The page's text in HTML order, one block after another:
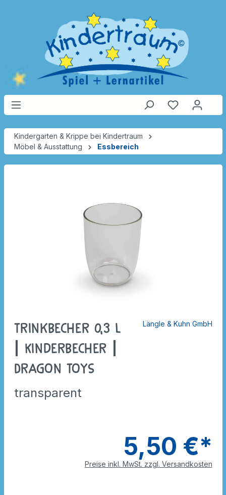
Kindergarten & Krippe bei Kindertraum
Möbel & Ausstattung
Essbereich
Trinkbecher 0,3 l
| Kinderbecher |
Dragon Toys
transparent
Längle & Kuhn GmbH
5,50 €*
Preise inkl. MwSt. zzgl. Versandkosten